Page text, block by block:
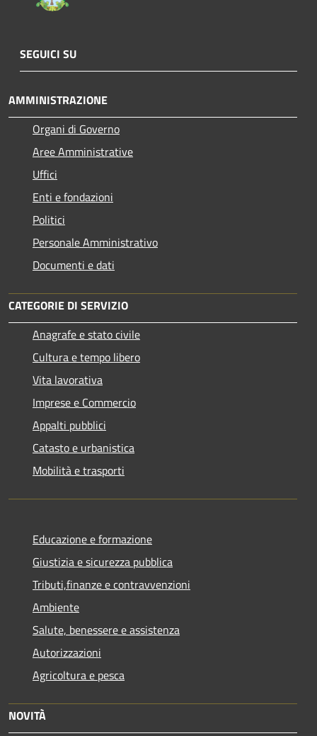
SEGUICI SU
AMMINISTRAZIONE
Organi di Governo
Aree Amministrative
Uffici
Enti e fondazioni
Politici
Personale Amministrativo
Documenti e dati
CATEGORIE DI SERVIZIO
Anagrafe e stato civile
Cultura e tempo libero
Vita lavorativa
Imprese e Commercio
Appalti pubblici
Catasto e urbanistica
Mobilità e trasporti
Educazione e formazione
Giustizia e sicurezza pubblica
Tributi,finanze e contravvenzioni
Ambiente
Salute, benessere e assistenza
Autorizzazioni
Agricoltura e pesca
NOVITÀ